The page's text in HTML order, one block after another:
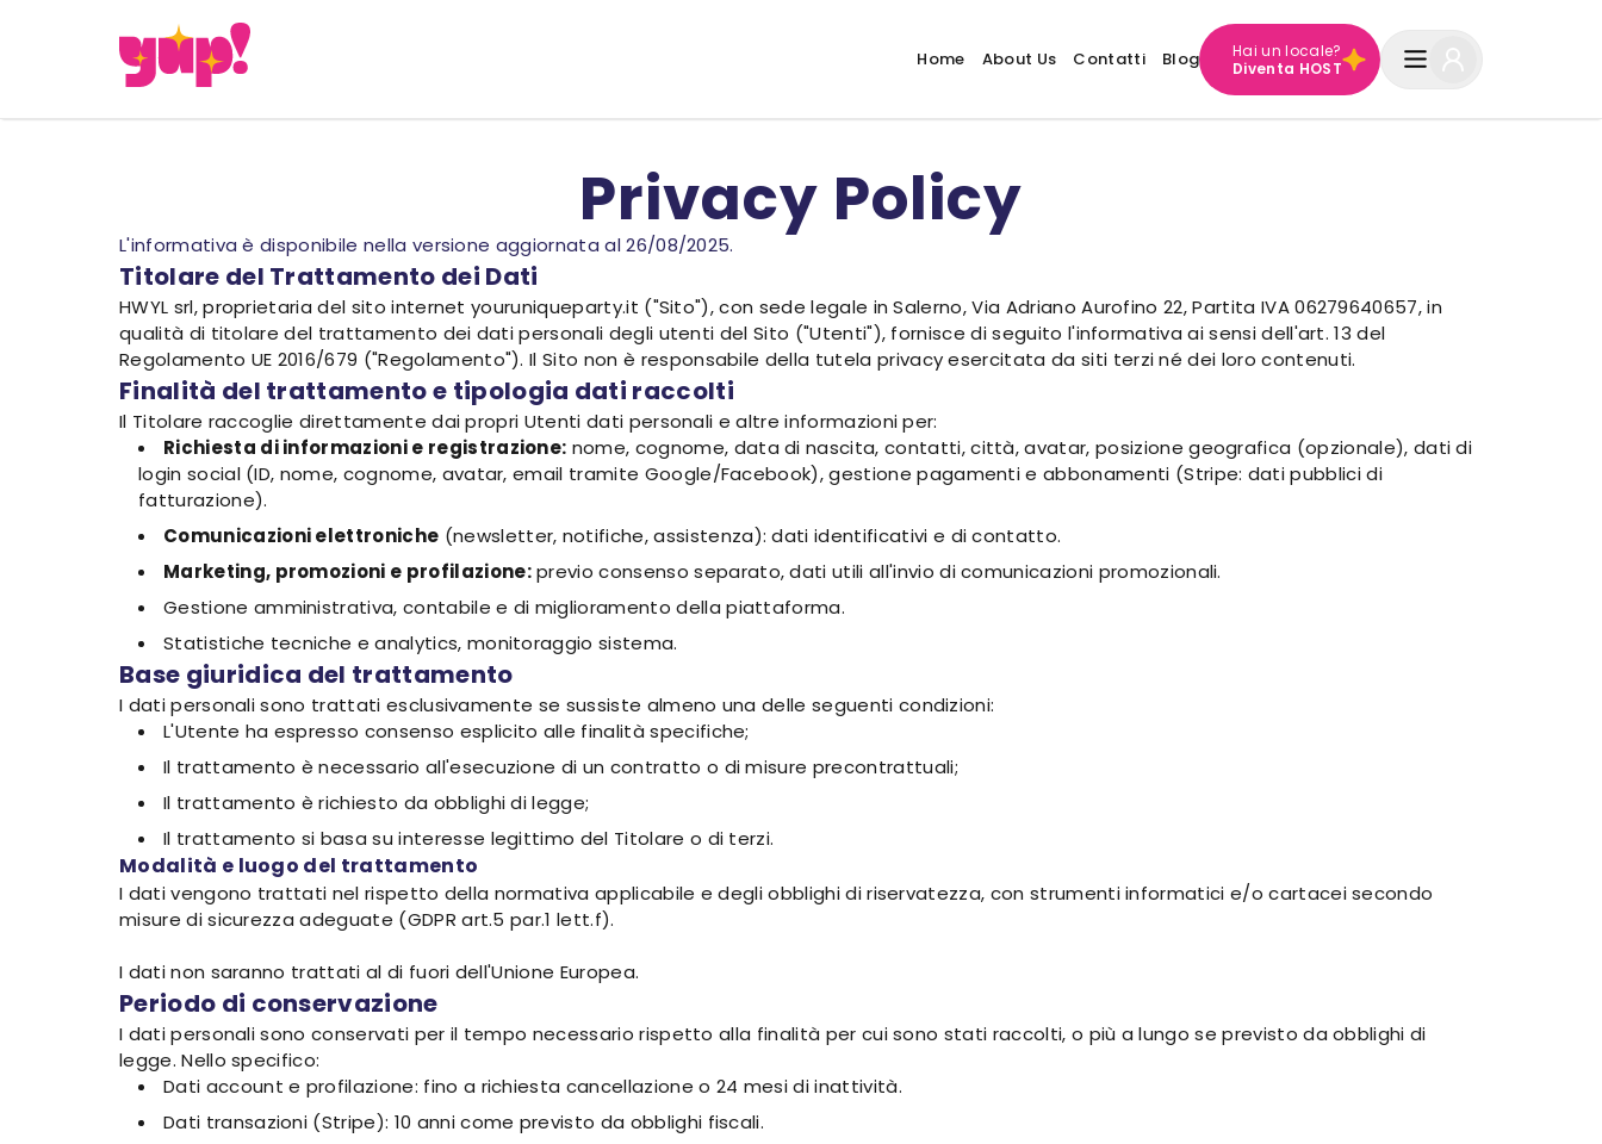
Home About Us Contatti Blog
Hai un locale?
Diventa HOST
Privacy Policy
L'informativa è disponibile nella versione aggiornata al 26/08/2025.
Titolare del Trattamento dei Dati
HWYL srl, proprietaria del sito internet youruniqueparty.it ("Sito"), con sede legale in Salerno, Via Adriano Aurofino 22, Partita IVA 06279640657, in
qualità di titolare del trattamento dei dati personali degli utenti del Sito ("Utenti"), fornisce di seguito l'informativa ai sensi dell'art. 13 del
Regolamento UE 2016/679 ("Regolamento"). Il Sito non è responsabile della tutela privacy esercitata da siti terzi né dei loro contenuti.
Finalità del trattamento e tipologia dati raccolti
Il Titolare raccoglie direttamente dai propri Utenti dati personali e altre informazioni per:
Richiesta di informazioni e registrazione: nome, cognome, data di nascita, contatti, città, avatar, posizione geografica (opzionale), dati di
login social (ID, nome, cognome, avatar, email tramite Google/Facebook), gestione pagamenti e abbonamenti (Stripe: dati pubblici di
fatturazione).
Comunicazioni elettroniche (newsletter, notifiche, assistenza): dati identificativi e di contatto.
Marketing, promozioni e profilazione:previo consenso separato, dati utili all'invio di comunicazioni promozionali.
Gestione amministrativa, contabile e di miglioramento della piattaforma.
Statistiche tecniche e analytics, monitoraggio sistema.
Base giuridica del trattamento
I dati personali sono trattati esclusivamente se sussiste almeno una delle seguenti condizioni:
L'Utente ha espresso consenso esplicito alle finalità specifiche;
Il trattamento è necessario all'esecuzione di un contratto o di misure precontrattuali;
Il trattamento è richiesto da obblighi di legge;
Il trattamento si basa su interesse legittimo del Titolare o di terzi.
Modalità e luogo del trattamento
I dati vengono trattati nel rispetto della normativa applicabile e degli obblighi di riservatezza, con strumenti informatici e/o cartacei secondo
misure di sicurezza adeguate (GDPR art.5 par.1 lett.f).
I dati non saranno trattati al di fuori dell'Unione Europea.
Periodo di conservazione
I dati personali sono conservati per il tempo necessario rispetto alla finalità per cui sono stati raccolti, o più a lungo se previsto da obblighi di
legge. Nello specifico:
Dati account e profilazione: fino a richiesta cancellazione o 24 mesi di inattività.
Dati transazioni (Stripe): 10 anni come previsto da obblighi fiscali.